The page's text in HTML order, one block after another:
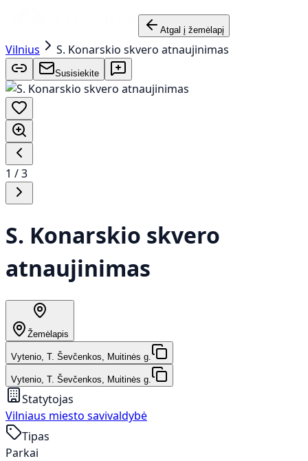
Atgal į žemėlapį
Vilnius S. Konarskio skvero atnaujinimas
Susisiekite
1 /3
S. Konarskio skvero
atnaujinimas
Žemėlapis
Vytenio, T. Ševčenkos, Muitinės g.
Vytenio, T. Ševčenkos, Muitinės g.
Statytojas
Vilniaus miesto savivaldybė
Tipas
Parkai